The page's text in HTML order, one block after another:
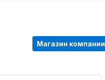
Магазин компании